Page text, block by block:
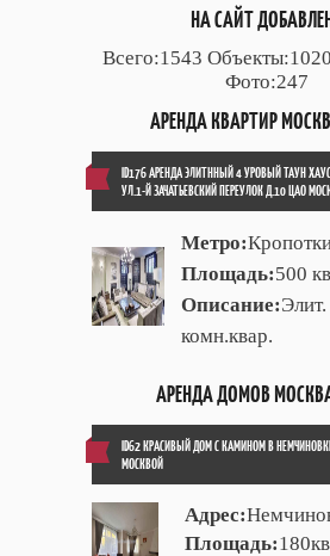
НА САЙТ
Всего:1543
Фото:247
АРЕНДА КВАРТИР
ID176 АРЕНДА ЭЛИТННЫЙ 4 УРОВЫЙ ТАУН
УЛ.1-Й ЗАЧАТЬЕВСКИЙ ПЕРЕУЛОК Д.10 ЦАО
Метро:
Площадь:500
Описание:
комн.квар.
АРЕНДА ДОМОВ
ID62 КРАСИВЫЙ ДОМ С КАМИНОМ В
МОСКВОЙ
Адрес:
Площадь: